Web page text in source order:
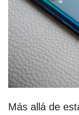
Más allá de